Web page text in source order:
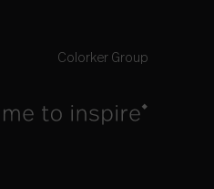
Colorker Group